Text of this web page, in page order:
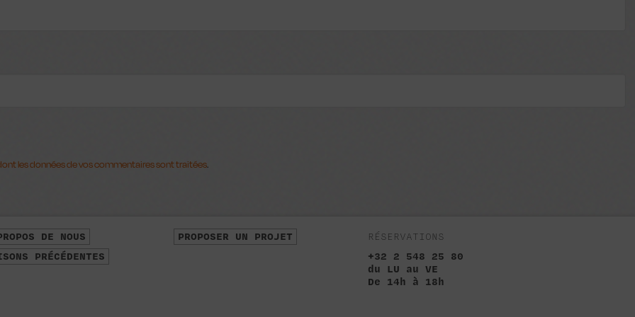
dont les données de vos commentaires sont traitées
DE NOUS
PRÉCÉDENTES
PROPOSER UN PROJET
RÉSERVATIONS
+32 2 548 25 80
du LU au VE
De 14h à 18h